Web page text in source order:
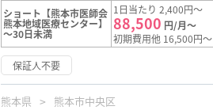
ショート【熊本市医師会
熊本地域医療センター】
～30日未満
1日当たり 2,400円～
88,500 円/月～
初期費用他 16,500円～
保証人不要
熊本県 熊本市中央区